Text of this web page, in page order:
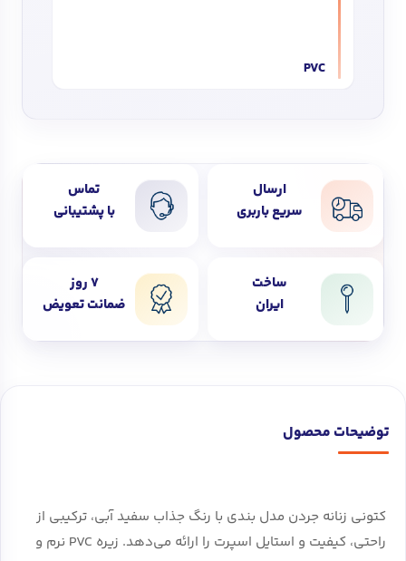
PVC
ارسال
سریع باربری
تماس
با پشتیبانی
ساخت
ایران
7 روز
ضمانت تعویض
توضیحات محصول
کتونی زنانه جردن مدل بندی با رنگ جذاب سفید آبی، ترکیبی از
راحتی، کیفیت و استایل اسپرت را ارائه می‌دهد. زیره PVC نرم و